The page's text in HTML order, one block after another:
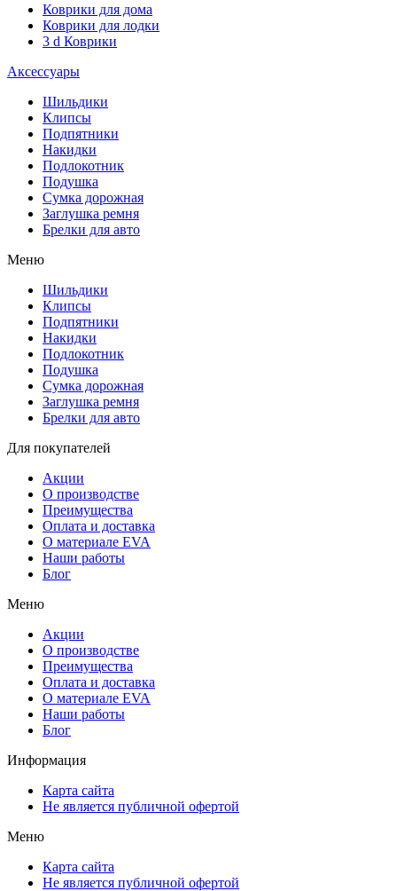
Коврики для дома
Коврики для лодки
3 d Коврики
Аксессуары
Шильдики
Клипсы
Подпятники
Накидки
Подлокотник
Подушка
Сумка дорожная
Заглушка ремня
Брелки для авто
Меню
Шильдики
Клипсы
Подпятники
Накидки
Подлокотник
Подушка
Сумка дорожная
Заглушка ремня
Брелки для авто
Для покупателей
Акции
О производстве
Преимущества
Оплата и доставка
О материале EVA
Наши работы
Блог
Меню
Акции
О производстве
Преимущества
Оплата и доставка
О материале EVA
Наши работы
Блог
Информация
Карта сайта
Не является публичной офертой
Меню
Карта сайта
Не является публичной офертой